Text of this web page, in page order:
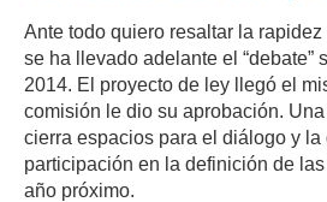
Ante todo quiero resaltar la
se ha llevado adelante el “debate”
2014. El proyecto de ley llegó el
comisión le dio su aprobación.
cierra espacios para el diálogo y
participación en la definición de
año próximo.